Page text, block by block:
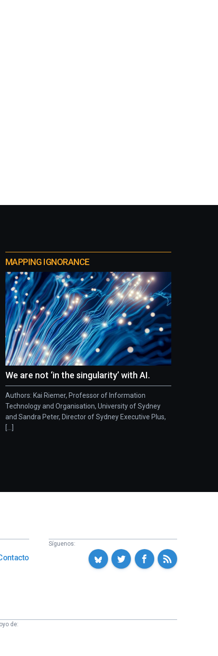
MAPPING IGNORANCE
We are not ‘in the singularity’ with AI.
Authors: Kai Riemer, Professor of Information
Technology and Organisation, University of Sydney
and Sandra Peter, Director of Sydney Executive Plus,
Síguenos:
de: